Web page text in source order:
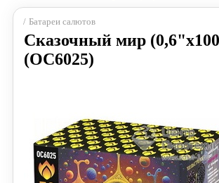
Батареи салютов
Сказочный мир
(ОС6025)